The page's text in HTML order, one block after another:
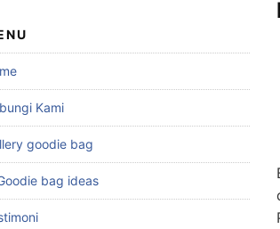
Kami
goodie bag
bag ideas